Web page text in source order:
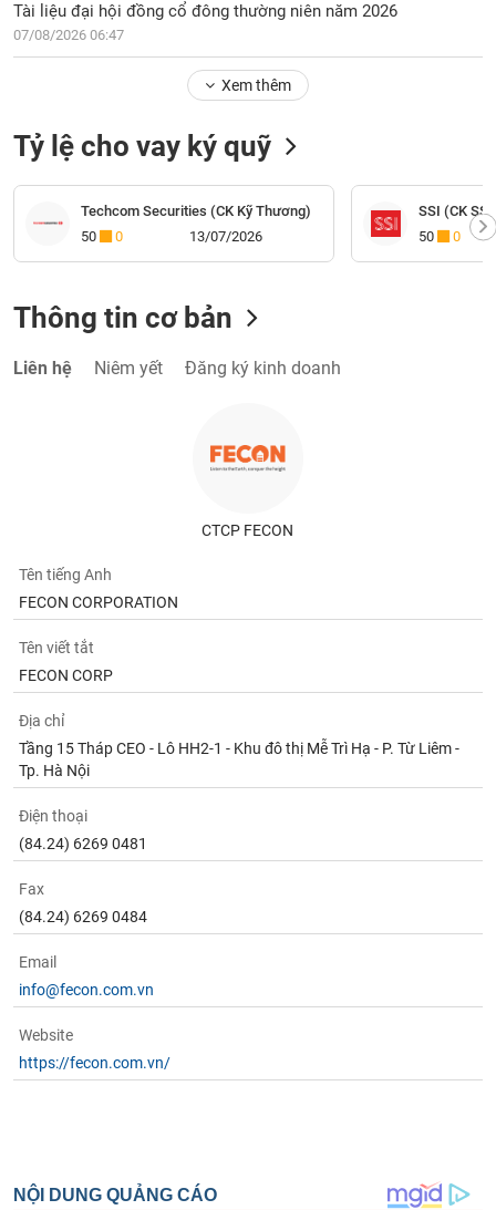
Tài liệu đại hội đồng cổ đông thường niên năm 2026
07/08/2026 06:47
Xem thêm
Tỷ lệ cho vay ký quỹ
Techcom Securities (CK Kỹ Thương)
50
0 13/07/2026
SSI (CK
50
0
Thông tin cơ bản
Liên hệ Niêm yết Đăng ký kinh doanh
CTCP FECON
Tên tiếng Anh
FECON CORPORATION
Tên viết tắt
FECON CORP
Địa chỉ
Tầng 15 Tháp CEO - Lô HH2-1 - Khu đô thị Mễ Trì Hạ - P. Từ Liêm -
Tp. Hà Nội
Điện thoại
(84.24) 6269 0481
Fax
(84.24) 6269 0484
Email
info@fecon.com.vn
Website
https://fecon.com.vn/